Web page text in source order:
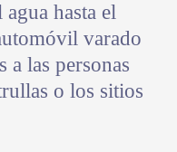
hasta el
varado
a las personas
o los sitios